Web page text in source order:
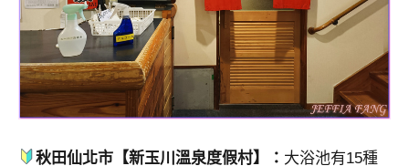
秋田仙北市【新玉川溫泉度假村】： 大浴池有15種